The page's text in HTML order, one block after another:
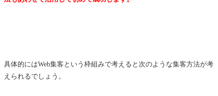
具体的にはWeb集客という枠組みで考えると次のような集客方法が考
えられるでしょう。